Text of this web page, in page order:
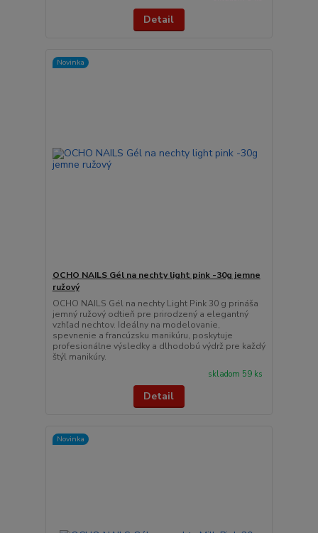
Detail
Novinka
OCHO NAILS Gél na nechty light pink -30g jemne
ružový
OCHO NAILS Gél na nechty Light Pink 30 g prináša
jemný ružový odtieň pre prirodzený a elegantný
vzhľad nechtov. Ideálny na modelovanie,
spevnenie a francúzsku manikúru, poskytuje
profesionálne výsledky a dlhodobú výdrž pre každý
štýl manikúry.
skladom 59 ks
Detail
Novinka